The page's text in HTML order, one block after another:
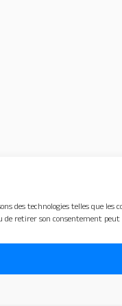
des technologies telles que
de retirer son consentement